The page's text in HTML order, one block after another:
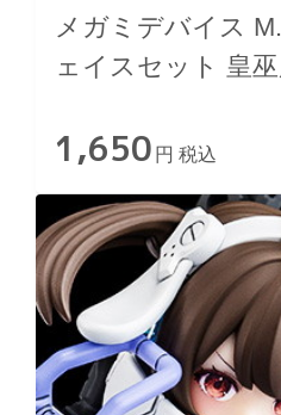
メガミデバイス
ェイスセット 皇
1,650 円 税込